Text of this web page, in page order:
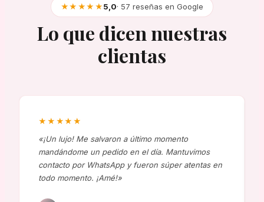
★★★★★5,0· 57 reseñas en Google
Lo que dicen nuestras
clientas
★★★★★
«¡Un lujo! Me salvaron a último momento
mandándome un pedido en el día. Mantuvimos
contacto por WhatsApp y fueron súper atentas en
todo momento. ¡Amé!»